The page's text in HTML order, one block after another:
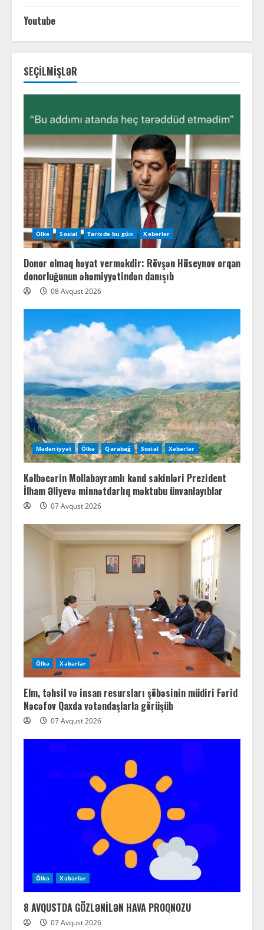
Youtube
SEÇİLMİŞLƏR
Ölkə Sosial Tarixdə bu gün Xəbərlər
Donor olmaq həyat verməkdir: Rövşən Hüseynov orqan
donorluğunun əhəmiyyətindən danışıb
08 Avqust 2026
Mədəniyyət Ölkə Qarabağ Sosial Xəbərlər
Kəlbəcərin Mollabayramlı kənd sakinləri Prezident
İlham Əliyevə minnətdarlıq məktubu ünvanlayıblar
07 Avqust 2026
Ölkə Xəbərlər
Elm, təhsil və insan resursları şöbəsinin müdiri Fərid
Nəcəfov Qaxda vətəndaşlarla görüşüb
07 Avqust 2026
Ölkə Xəbərlər
8 AVQUSTDA GÖZLƏNİLƏN HAVA PROQNOZU
07 Avqust 2026